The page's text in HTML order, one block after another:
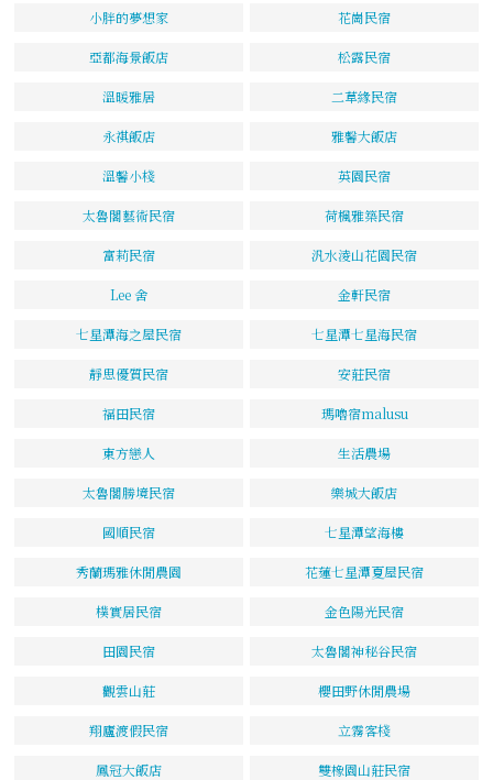
小胖的夢想家 花崗民宿
亞都海景飯店 松露民宿
溫暖雅居 二草緣民宿
永祺飯店 雅馨大飯店
溫馨小棧 英園民宿
太魯閣藝術民宿 荷楓雅築民宿
富莉民宿 汎水淩山花園民宿
Lee 舍 金軒民宿
七星潭海之屋民宿 七星潭七星海民宿
靜思優質民宿 安莊民宿
福田民宿 瑪嚕宿malusu
東方戀人 生活農場
太魯閣勝境民宿 樂城大飯店
國順民宿 七星潭望海樓
秀蘭瑪雅休閒農園 花蓮七星潭夏屋民宿
樸實居民宿 金色陽光民宿
田園民宿 太魯閣神秘谷民宿
觀雲山莊 櫻田野休閒農場
翔廬渡假民宿 立霧客棧
鳳冠大飯店 雙橡園山莊民宿